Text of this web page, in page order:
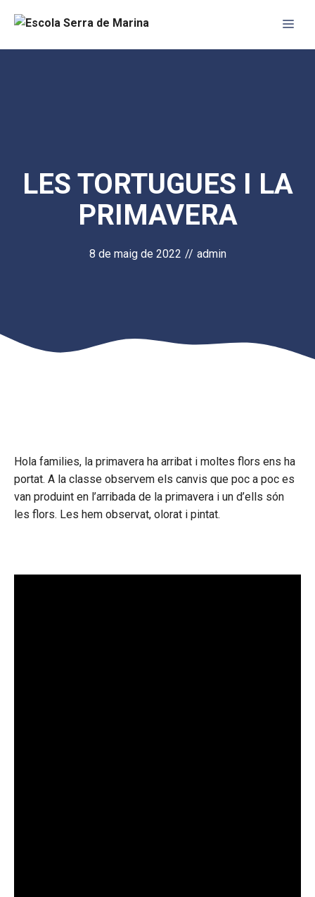
LES TORTUGUES I LA
PRIMAVERA
8 de maig de 2022 // admin
Hola families, la primavera ha arribat i moltes flors ens ha
portat. A la classe observem els canvis que poc a poc es
van produint en l’arribada de la primavera i un d’ells són
les flors. Les hem observat, olorat i pintat.